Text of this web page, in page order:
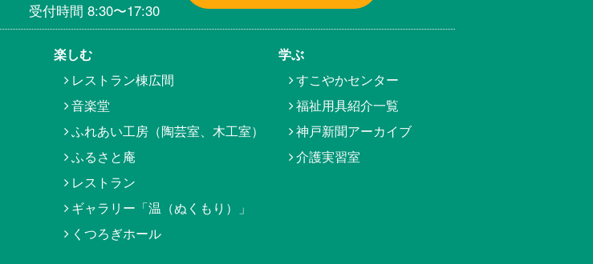
受付時間 8:30〜17:30
楽しむ
レストラン棟広間
音楽堂
ふれあい工房（陶芸室、木工室）
ふるさと庵
レストラン
ギャラリー「温（ぬくもり）」
くつろぎホール
学ぶ
すこやかセンター
福祉用具紹介一覧
神戸新聞アーカイブ
介護実習室